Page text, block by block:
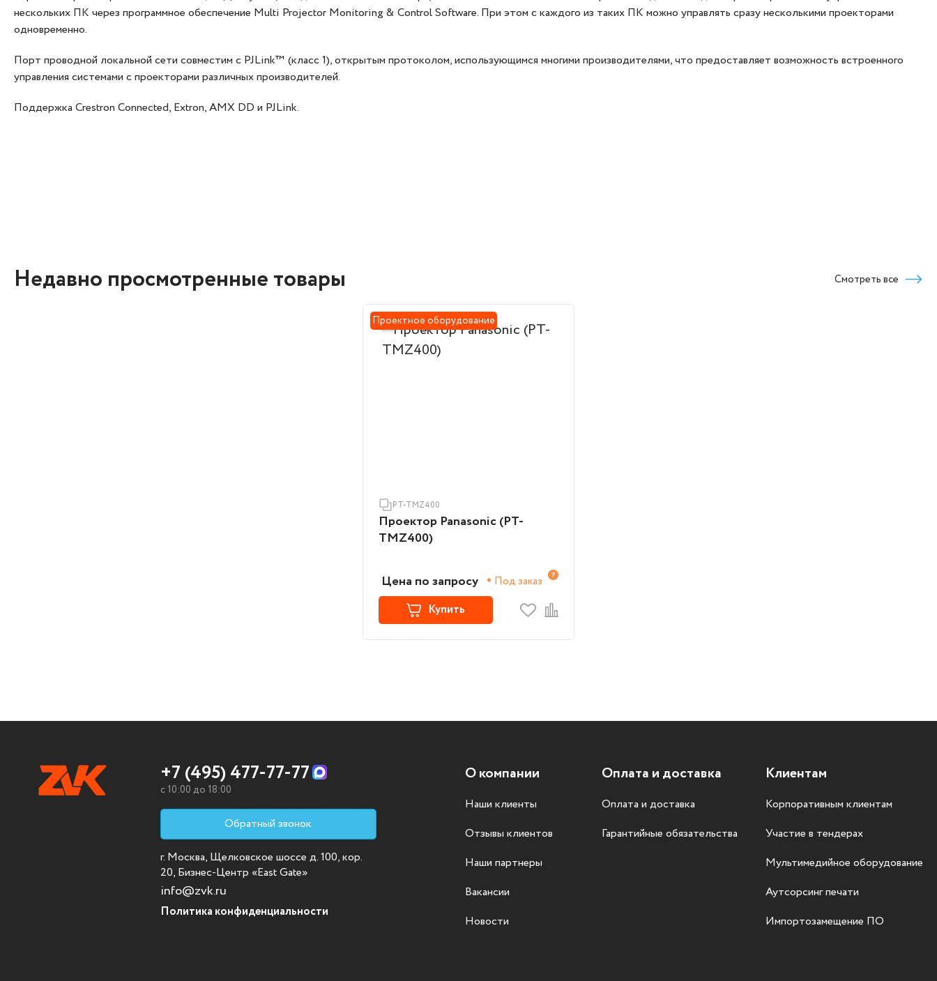
нескольких ПК через программное обеспечение Multi Projector Monitoring & Control Software. При этом с каждого из таких ПК можно управлять сразу несколькими проекторами
одновременно.
Порт проводной локальной сети совместим с PJLink™ (класс 1), открытым протоколом, использующимся многими производителями, что предоставляет возможность встроенного
управления системами с проекторами различных производителей.
Поддержка Crestron Connected, Extron, AMX DD и PJLink.
Недавно просмотренные товары Смотреть все
Проектное оборудование
PT-TMZ400
Проектор Panasonic (PT-
TMZ400)
Цена по запросу Под заказ
Купить
+7 (495) 477-77-77
c 10:00 до 18:00
Обратный звонок
г. Москва, Щелковское шоссе д. 100, кор.
20, Бизнес-Центр «East Gate»
info@zvk.ru
Политика конфиденциальности
О компании
Наши клиенты
Отзывы клиентов
Наши партнеры
Вакансии
Новости
Оплата и доставка
Оплата и доставка
Гарантийные обязательства
Клиентам
Корпоративным клиентам
Участие в тендерах
Мультимедийное оборудование
Аутсорсинг печати
Импортозамещение ПО